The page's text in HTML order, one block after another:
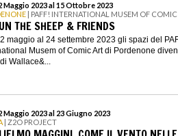
Maggio 2023 al 15 Ottobre 2023
| PAFF! INTERNATIONAL MUSEM OF
THE SHEEP & FRIENDS
maggio al 24 settembre 2023 gli spazi del
Musem of Comic Art di Pordenone
Wallace&...
Maggio 2023 al 23 Giugno 2023
| Z2O PROJECT